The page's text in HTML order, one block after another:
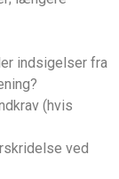
indsigelser fra
(hvis
ved